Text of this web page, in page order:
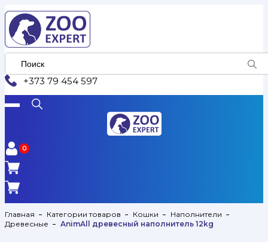
+373 79 454 597
0
0
Главная Категории товаров Кошки
Наполнители
Древесные
AnimAll древесный наполнитель 12kg